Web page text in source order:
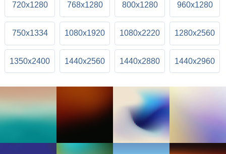
720x1280 768x1280 800x1280 960x1280
750x1334 1080x1920 1080x2220 1280x2560
1350x2400 1440x2560 1440x2880 1440x2960